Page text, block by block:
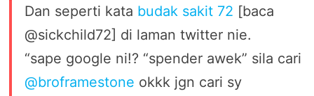
Dan seperti kata budak sakit 72 [baca
@sickchild72] di laman twitter nie.
“sape google ni!? “spender awek” sila cari
@broframestone okkk jgn cari sy